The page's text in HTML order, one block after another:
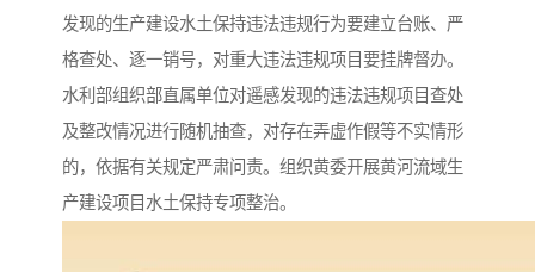
发现的生产建设水土保持违法违规行为要建立台账、严
格查处、逐一销号，对重大违法违规项目要挂牌督办。
水利部组织部直属单位对遥感发现的违法违规项目查处
及整改情况进行随机抽查，对存在弄虚作假等不实情形
的，依据有关规定严肃问责。组织黄委开展黄河流域生
产建设项目水土保持专项整治。